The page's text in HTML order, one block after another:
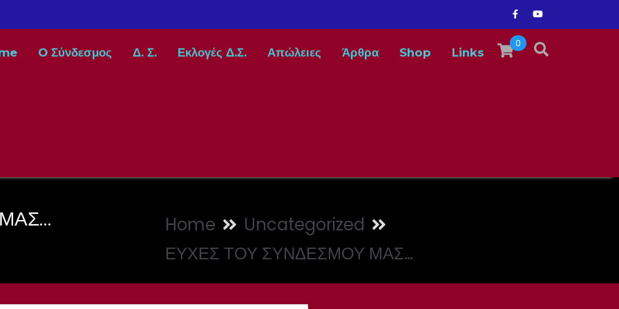
0
O Σύνδεσμος Δ. Σ. Εκλογές Δ.Σ. Απώλειες Άρθρα Shop Links
Home
Uncategorized
ΕΥΧΕΣ ΤΟΥ ΣΥΝΔΕΣΜΟΥ ΜΑΣ…